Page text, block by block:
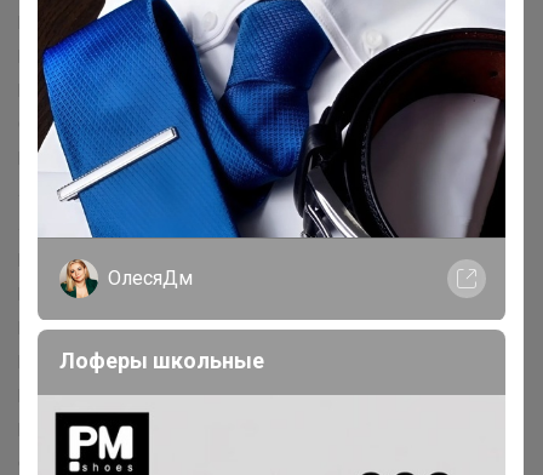
DuDu Bags™
Eagle Creek™ Eastpak™
Echolac™
Emporio Armani™
Epic™ Filson™ Fjдllrдven™
FredsBruder™
Furla™ Gabs™ Giudi™
Golden Head™
Gregory™
Guess™ Harold's™ Harvest Label™
Hey Marly™
Horizn Studios™
Hugo™ Hugo Boss™
Impackt™
Jack Kinsky™
Jekyll & Hide™
JOOP!™
Juicy Couture™
Just Cavalli™
Karl Lagerfeld™
Kate Spade New York™
Klдttermusen™
Lacoste™
Lancaster™
Le Tanneur™
Les Visionnaires™
Liebeskind™ Liu Jo™
Love Moschino™
Maison Mollerus™
Mammut™
Marc O'Polo™
Marimekko™ Markberg™
MCM™
Michael Kors™
Osprey™
Pacsafe™
ОлесяДм
Лоферы школьные